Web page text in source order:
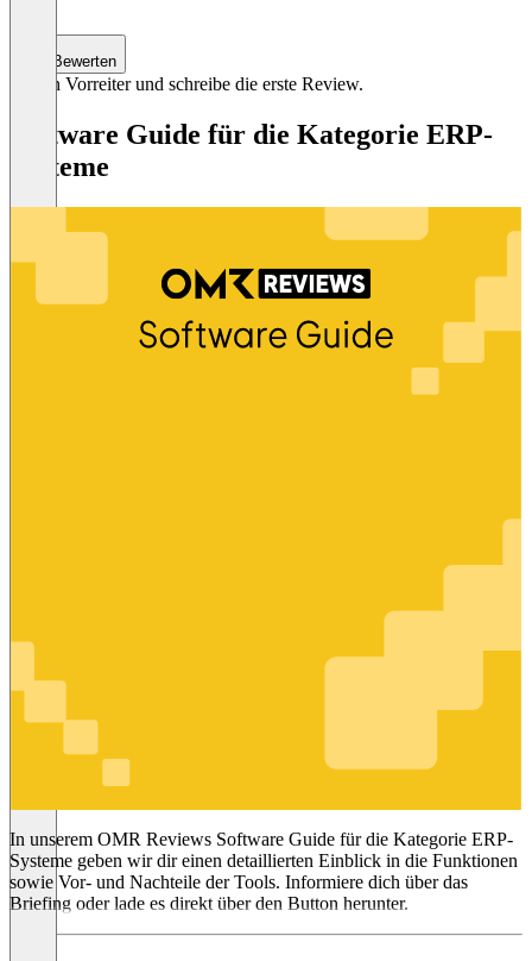
Bewerten
Sei ein Vorreiter und schreibe die erste Review.
Software Guide für die Kategorie ERP-
Systeme
ERP-Systeme
In unserem OMR Reviews Software Guide für die Kategorie ERP-
Systeme geben wir dir einen detaillierten Einblick in die Funktionen
sowie Vor- und Nachteile der Tools. Informiere dich über das
Briefing oder lade es direkt über den Button herunter.